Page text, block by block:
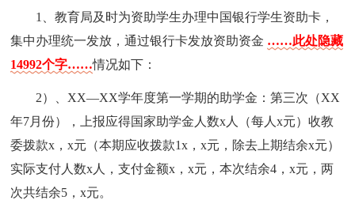
1、教育局及时为资助学生办理中国银行学生资助卡，
集中办理统一发放，通过银行卡发放资助资金 ……此处隐藏
14992个字……情况如下：
2）、XX—XX学年度第一学期的助学金：第三次（XX
年7月份），上报应得国家助学金人数x人（每人x元）收教
委拨款x，x元（本期应收拨款1x，x元，除去上期结余x元）
实际支付人数x人，支付金额x，x元，本次结余4，x元，两
次共结余5，x元。